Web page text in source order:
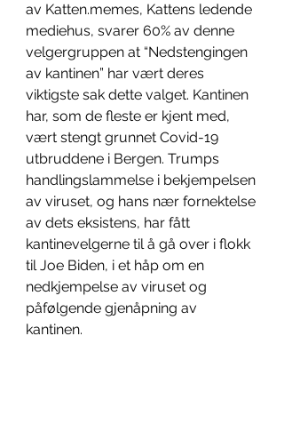
av Katten.memes, Kattens ledende
mediehus, svarer 60% av denne
velgergruppen at “Nedstengingen
av kantinen” har vært deres
viktigste sak dette valget. Kantinen
har, som de fleste er kjent med,
vært stengt grunnet Covid-19
utbruddene i Bergen. Trumps
handlingslammelse i bekjempelsen
av viruset, og hans nær fornektelse
av dets eksistens, har fått
kantinevelgerne til å gå over i flokk
til Joe Biden, i et håp om en
nedkjempelse av viruset og
påfølgende gjenåpning av
kantinen.